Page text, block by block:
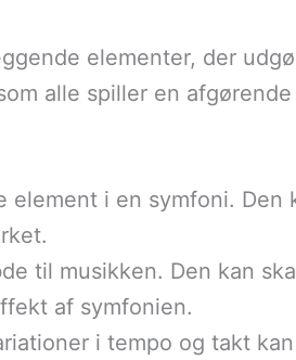
elementer, der
alle spiller en
i en symfoni. Den
til musikken. Den kan
af symfonien.
i tempo og takt